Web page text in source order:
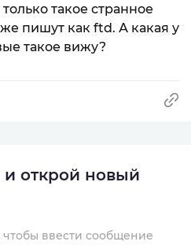
такое странное
пишут как ftd. А какая у
такое вижу?
и открой новый
чтобы ввести сообщение